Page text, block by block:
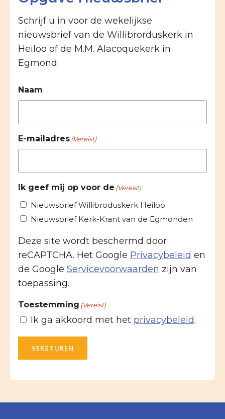
Schrijf u in voor de wekelijkse
nieuwsbrief van de Willibrorduskerk in
Heiloo of de M.M. Alacoquekerk in
Egmond:
Naam
E-mailadres (Vereist)
Ik geef mij op voor de (Vereist)
Nieuwsbrief Willibroduskerk Heiloo
Nieuwsbrief Kerk-Krant van de Egmonden
Deze site wordt beschermd door
reCAPTCHA. Het Google Privacybeleid en
de Google Servicevoorwaarden zijn van
toepassing.
Toestemming (Vereist)
Ik ga akkoord met het privacybeleid.
VERSTUREN